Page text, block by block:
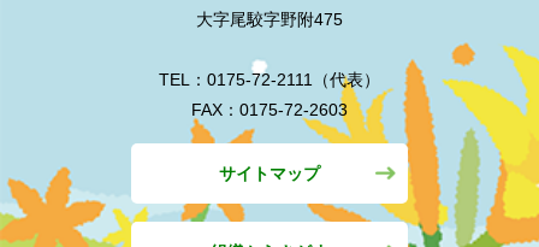
大字尾駮字野附475
TEL：0175-72-2111（代表）
FAX：0175-72-2603
サイトマップ